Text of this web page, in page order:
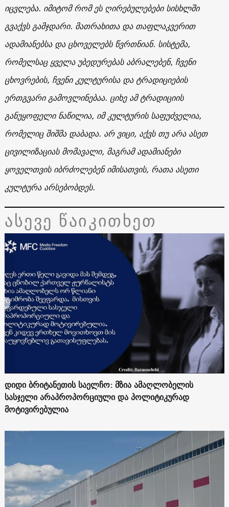
იცვლება. იმიტომ რომ ეს ღირებულებები სისხლში
გვაქვს გამჯდარი. მათრახითა და თაფლაკვერით
ადამიანებსა და ცხოველებს წვრთნიან. სისტემა,
რომელსაც ყველა უბედურებას აბრალებენ, ჩვენი
ცხოვრების, ჩვენი კულტურისა და ტრადიციების
ერთგვარი გამოვლინებაა. ციხე ამ ტრადიციის
განუყოფელი ნაწილია, იმ კულტურის საფუძველია,
რომელიც შიშმა დაბადა. არ ვიცი, აქვს თუ არა ასეთ
ცივილიზაციას მომავალი, მაგრამ ადამიანები
ყოველთვის იბრძოლებენ იმისათვის, რათა ასეთი
კულტურა არსებობდეს.
ასევე წაიკითხეთ
დიდი ბრიტანეთის საელჩო: მზია ამაღლობელის
სასჯელი არაპროპორციული და პოლიტიკურად
მოტივირებულია